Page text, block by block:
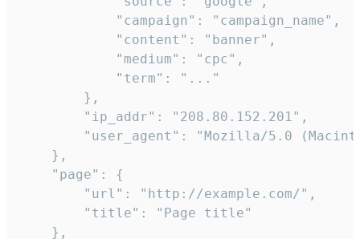
            "campaign": "campaign_name",
            "content": "banner",
            "medium": "cpc",
            "term": "..."
        },
        "ip_addr": "208.80.152.201",
"user_agent": "Mozilla/5.0
    },
    "page": {
        "url": "http://example.com/",
        "title": "Page title"
    },